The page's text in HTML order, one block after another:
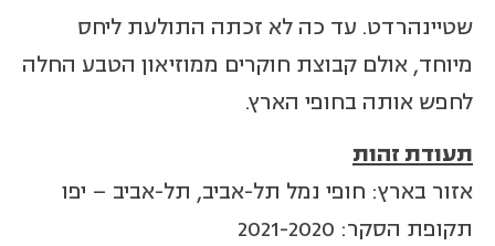
שטיינהרדט. עד כה לא זכתה התולעת ליחס
מיוחד, אולם קבוצת חוקרים ממוזיאון הטבע החלה
לחפש אותה בחופי הארץ.
תעודת זהות
אזור בארץ: חופי נמל תל-אביב, תל-אביב – יפו
תקופת הסקר: 2021-2020